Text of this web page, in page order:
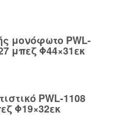
μονόφωτο PWL-
μπεζ Φ44×31εκ
PWL-1108
Φ19×32εκ